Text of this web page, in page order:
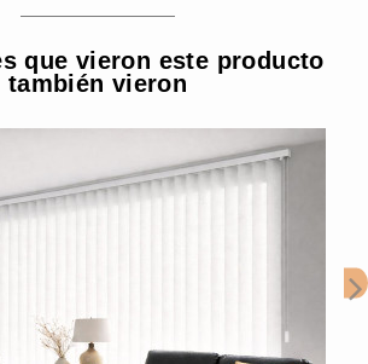
que vieron este producto
también vieron